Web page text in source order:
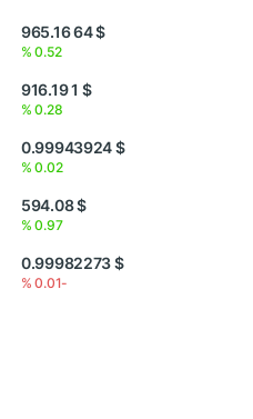
$ 64 965.16
0.52 %
$ 1 916.19
0.28 %
$ 0.99943924
0.02 %
$ 594.08
0.97 %
$ 0.99982273
-0.01 %